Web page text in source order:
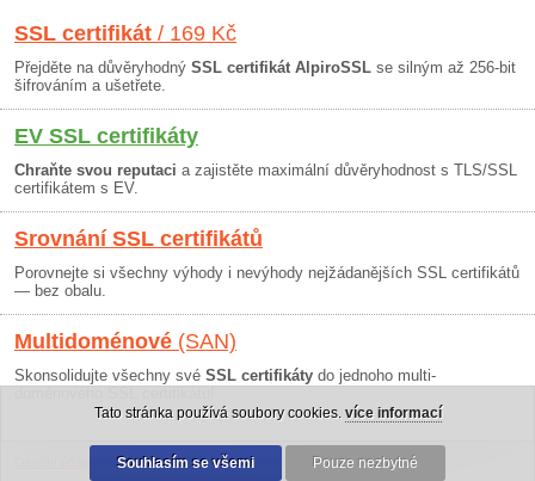
SSL certifikát / 169 Kč
Přejděte na důvěryhodný SSL certifikát AlpiroSSL se silným až 256-bit
šifrováním a ušetřete.
EV SSL certifikáty
Chraňte svou reputaci a zajistěte maximální důvěryhodnost s TLS/SSL
certifikátem s EV.
Srovnání SSL certifikátů
Porovnejte si všechny výhody i nevýhody nejžádanějších SSL certifikátů
— bez obalu.
Multidoménové (SAN)
Skonsolidujte všechny své SSL certifikáty do jednoho multi-
Obchodní podmínky|30 dní záruka
Tato stránka používá soubory cookies. více informací
Souhlasím se všemi Pouze nezbytné